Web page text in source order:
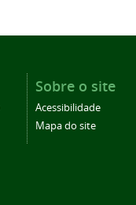
Sobre o site
Acessibilidade
Mapa do site